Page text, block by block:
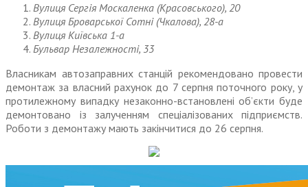
Вулиця Сергія Москаленка (Красовського), 20
Вулиця Броварської Сотні (Чкалова), 28-а
Вулиця Київська 1-а
Бульвар Незалежності, 33
Власникам автозаправних станцій рекомендовано провести
демонтаж за власний рахунок до 7 серпня поточного року, у
протилежному випадку незаконно-встановлені об’єкти буде
демонтовано із залученням спеціалізованих підприємств.
Роботи з демонтажу мають закінчитися до 26 серпня.